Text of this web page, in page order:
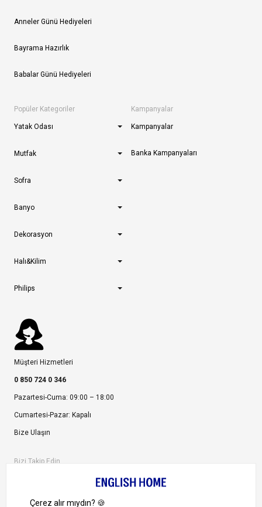
Anneler Günü Hediyeleri
Bayrama Hazırlık
Babalar Günü Hediyeleri
Popüler Kategoriler
Yatak Odası
Mutfak
Sofra
Banyo
Dekorasyon
Halı&Kilim
Philips
Kampanyalar
Kampanyalar
Banka Kampanyaları
Müşteri Hizmetleri
0 850 724 0 346
Pazartesi-Cuma: 09:00 – 18:00
Cumartesi-Pazar: Kapalı
Bize Ulaşın
Bizi Takip Edin